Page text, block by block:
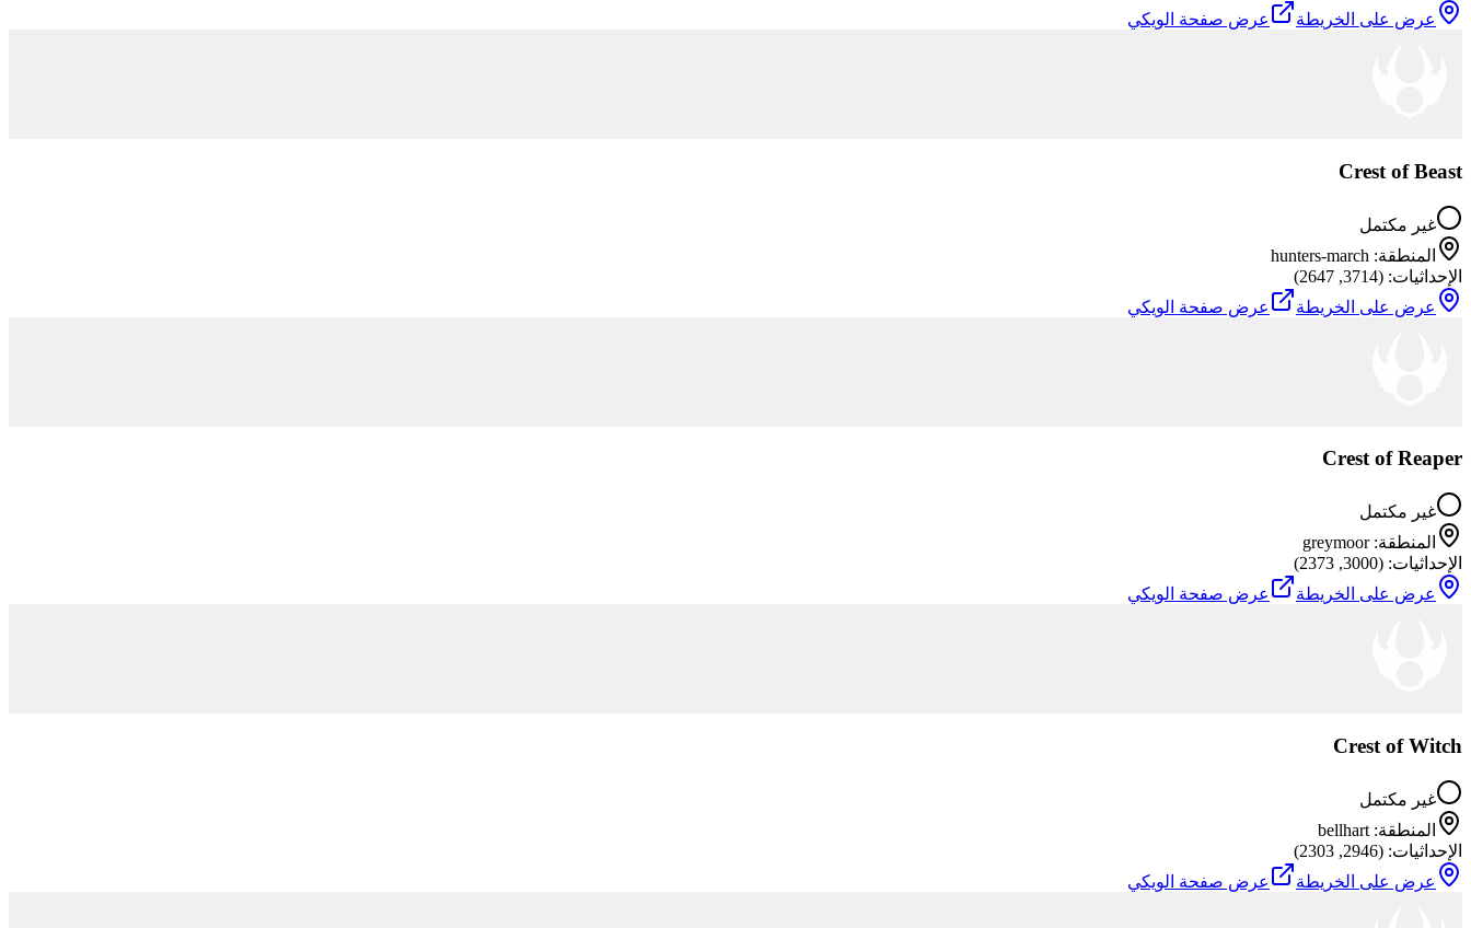
عرض على الخريطة
عرض صفحة الويكي
Crest of Beast
غير مكتمل
المنطقة:
hunters-march
الإحداثيات: (
3714
,
2647
)
عرض على الخريطة
عرض صفحة الويكي
Crest of Reaper
غير مكتمل
المنطقة:
greymoor
الإحداثيات: (
3000
,
2373
)
عرض على الخريطة
عرض صفحة الويكي
Crest of Witch
غير مكتمل
المنطقة:
bellhart
الإحداثيات: (
2946
,
2303
)
عرض على الخريطة
عرض صفحة الويكي